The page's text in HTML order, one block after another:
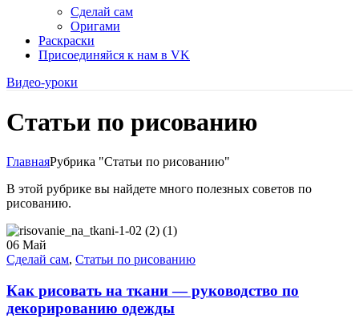
Сделай сам
Оригами
Раскраски
Присоединяйся к нам в VK
Видео-уроки
Статьи по рисованию
ГлавнаяРубрика "Статьи по рисованию"
В этой рубрике вы найдете много полезных советов по
рисованию.
06 Май
Сделай сам, Статьи по рисованию
Как рисовать на ткани — руководство по
декорированию одежды